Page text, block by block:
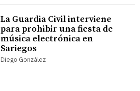
La Guardia Civil interviene
para prohibir una fiesta de
música electrónica en
Sariegos
Diego González